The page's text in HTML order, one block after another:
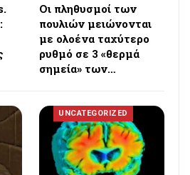
Οι πληθυσμοί των
πουλιών μειώνονται
με ολοένα ταχύτερο
ρυθμό σε 3 «θερμά
σημεία» των…
UNCATEGORIZED